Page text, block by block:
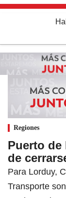
Regiones
Puerto de
de
Para Lorduy,
Transporte